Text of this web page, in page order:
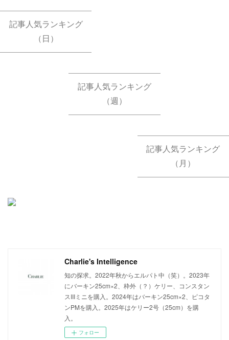
記事人気ランキング
（日）
記事人気ランキング
（週）
記事人気ランキング
（月）
Charlie's Intelligence
知の探求。2022年秋からエルパト中（笑）。2023年
にバーキン25cm×2、枠外（？）ケリー、コンスタン
スIIIミニを購入。2024年はバーキン25cm×2、ピコタ
ンPMを購入。2025年はケリー2号（25cm）を購
入。
フォロー